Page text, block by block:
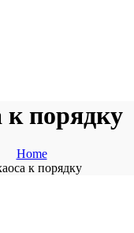
к порядку
Home
к порядку